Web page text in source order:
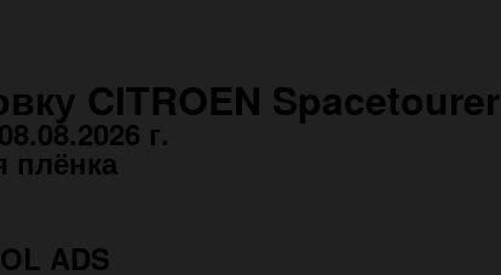
CITROEN Spacetourer
г.
плёнка
ADS